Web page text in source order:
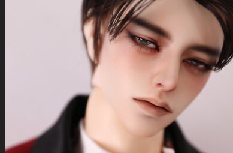
고객센터 (Q&A)
English $ USD
English € EUR
日本語 ￥ JPY
中文 $ USD
한국어 ￦ KRW
NEO ANGELREGION
English $ USD
English € EUR
日本語 ￥ JPY
中文 $ USD
한국어 ￦ KRW